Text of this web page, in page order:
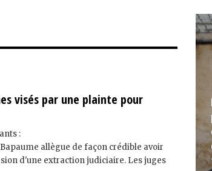
visés par une plainte pour
:
allègue de façon crédible avoir
d'une extraction judiciaire. Les juges